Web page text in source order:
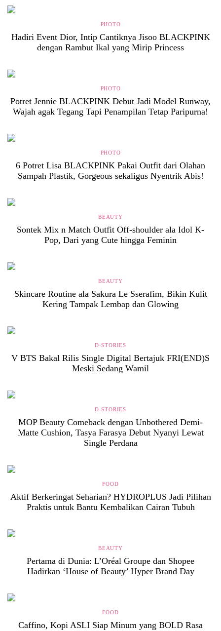
PHOTO
Hadiri Event Dior, Intip Cantiknya Jisoo BLACKPINK
dengan Rambut Ikal yang Mirip Princess
PHOTO
Potret Jennie BLACKPINK Debut Jadi Model Runway,
Wajah agak Tegang Tapi Penampilan Tetap Paripurna!
PHOTO
6 Potret Lisa BLACKPINK Pakai Outfit dari Olahan
Sampah Plastik, Gorgeous sekaligus Nyentrik Abis!
BEAUTY
Sontek Mix n Match Outfit Off-shoulder ala Idol K-
Pop, Dari yang Cute hingga Feminin
BEAUTY
Skincare Routine ala Sakura Le Sserafim, Bikin Kulit
Kering Tampak Lembap dan Glowing
D-STORIES
V BTS Bakal Rilis Single Digital Bertajuk FRI(END)S
Meski Sedang Wamil
D-STORIES
MOP Beauty Comeback dengan Unbothered Demi-
Matte Cushion, Tasya Farasya Debut Nyanyi Lewat
Single Perdana
FOOD
Aktif Berkeringat Seharian? HYDROPLUS Jadi Pilihan
Praktis untuk Bantu Kembalikan Cairan Tubuh
BEAUTY
Pertama di Dunia: L’Oréal Groupe dan Shopee
Hadirkan ‘House of Beauty’ Hyper Brand Day
FOOD
Caffino, Kopi ASLI Siap Minum yang BOLD Rasa